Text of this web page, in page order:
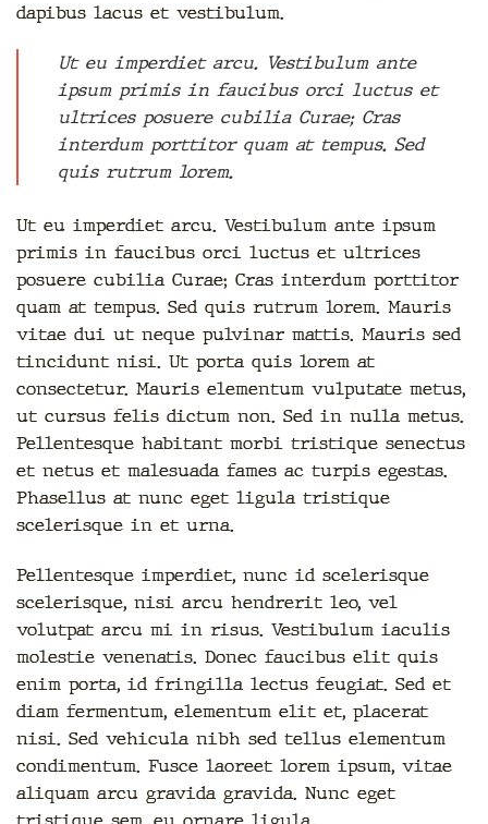
dapibus lacus et vestibulum.
Ut eu imperdiet arcu. Vestibulum ante
ipsum primis in faucibus orci luctus et
ultrices posuere cubilia Curae; Cras
interdum porttitor quam at tempus. Sed
quis rutrum lorem.
Ut eu imperdiet arcu. Vestibulum ante ipsum
primis in faucibus orci luctus et ultrices
posuere cubilia Curae; Cras interdum porttitor
quam at tempus. Sed quis rutrum lorem. Mauris
vitae dui ut neque pulvinar mattis. Mauris sed
tincidunt nisi. Ut porta quis lorem at
consectetur. Mauris elementum vulputate metus,
ut cursus felis dictum non. Sed in nulla metus.
Pellentesque habitant morbi tristique senectus
et netus et malesuada fames ac turpis egestas.
Phasellus at nunc eget ligula tristique
scelerisque in et urna.
Pellentesque imperdiet, nunc id scelerisque
scelerisque, nisi arcu hendrerit leo, vel
volutpat arcu mi in risus. Vestibulum iaculis
molestie venenatis. Donec faucibus elit quis
enim porta, id fringilla lectus feugiat. Sed et
diam fermentum, elementum elit et, placerat
nisi. Sed vehicula nibh sed tellus elementum
condimentum. Fusce laoreet lorem ipsum, vitae
aliquam arcu gravida gravida. Nunc eget